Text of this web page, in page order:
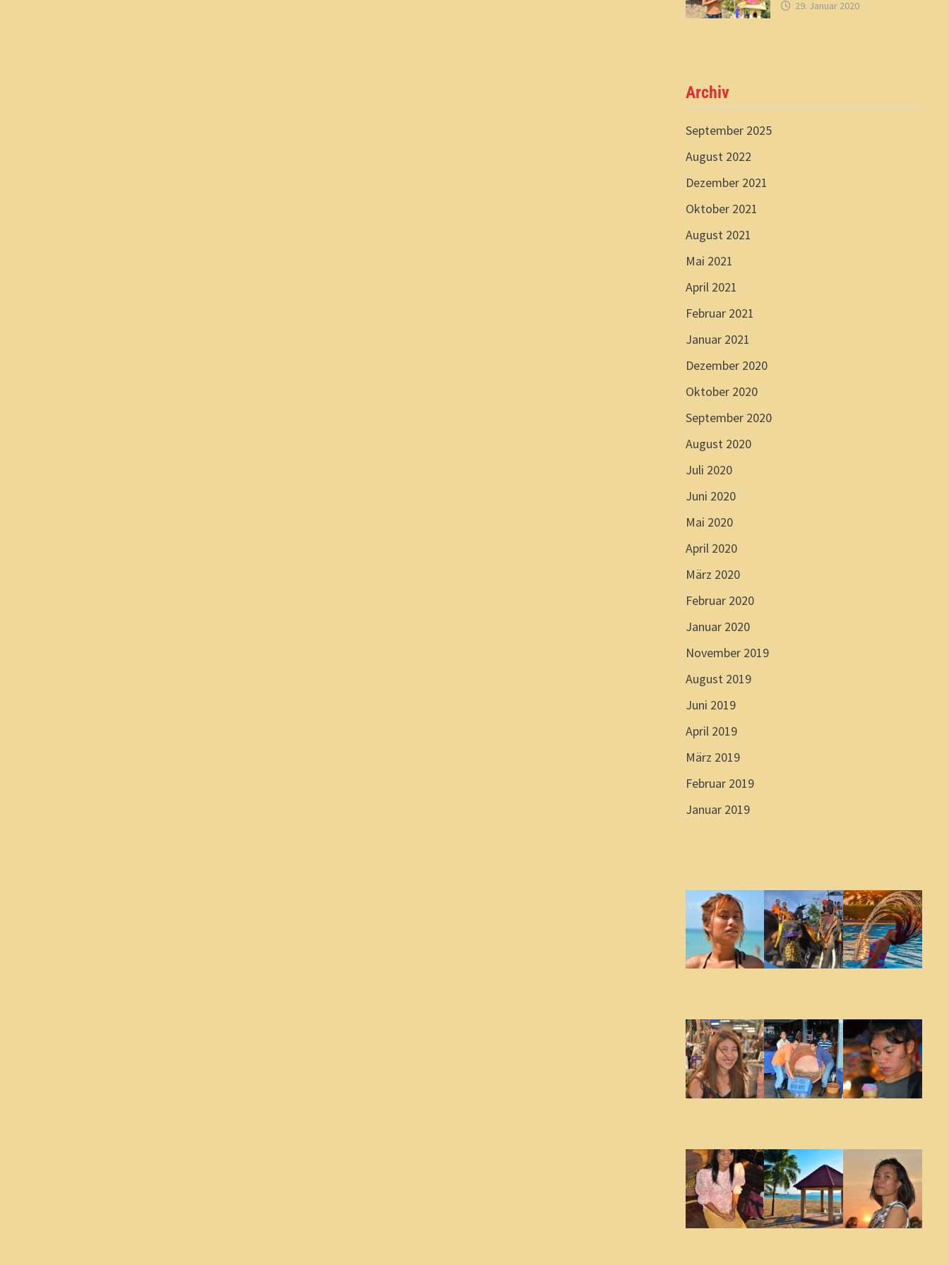
29. Januar 2020
Archiv
September 2025
August 2022
Dezember 2021
Oktober 2021
August 2021
Mai 2021
April 2021
Februar 2021
Januar 2021
Dezember 2020
Oktober 2020
September 2020
August 2020
Juli 2020
Juni 2020
Mai 2020
April 2020
März 2020
Februar 2020
Januar 2020
November 2019
August 2019
Juni 2019
April 2019
März 2019
Februar 2019
Januar 2019